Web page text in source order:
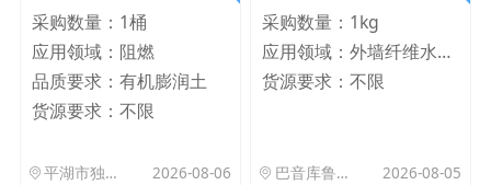
采购数量： 1桶
应用领域： 阻燃
品质要求： 有机膨润土
货源要求： 不限
平湖市独山港镇集港路 589 号 2026-08-06
采购数量： 1kg
应用领域：
外墙纤维水泥板
货源要求：不限
巴音库鲁提镇,托帕口岸六号库房 2026-08-05